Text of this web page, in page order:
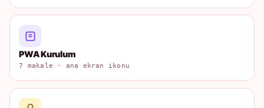
PWA Kurulum
7 makale · ana ekran ikonu